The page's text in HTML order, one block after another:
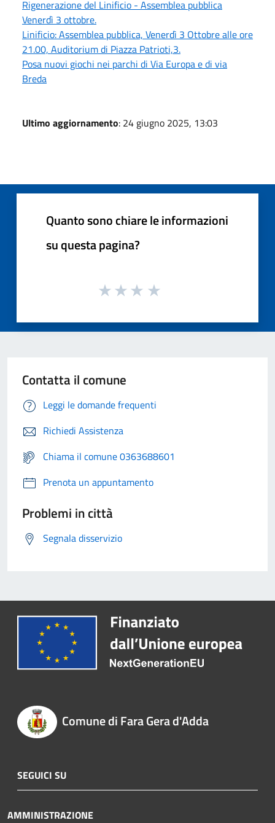
Rigenerazione del Linificio - Assemblea pubblica
Venerdì 3 ottobre.
Linificio: Assemblea pubblica, Venerdì 3 Ottobre alle ore
21.00, Auditorium di Piazza Patrioti,3.
Posa nuovi giochi nei parchi di Via Europa e di via
Breda
Ultimo aggiornamento: 24 giugno 2025, 13:03
Quanto sono chiare le informazioni
su questa pagina?
Contatta il comune
Leggi le domande frequenti
Richiedi Assistenza
Chiama il comune 0363688601
Prenota un appuntamento
Problemi in città
Segnala disservizio
Comune di Fara Gera d'Adda
SEGUICI SU
AMMINISTRAZIONE